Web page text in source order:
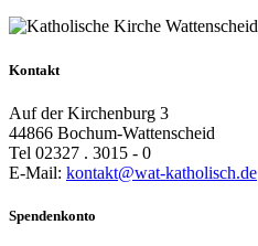
Kontakt
Auf der Kirchenburg 3
44866 Bochum-Wattenscheid
Tel 02327 . 3015 - 0
E-Mail: kontakt@wat-katholisch.de
Spendenkonto